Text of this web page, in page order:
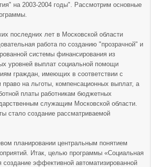
на 2003-2004 годы". Рассмотрим основные
последних лет в Московской области
работа по созданию "прозрачной" и
системы финансирования из
уровней выплат социальной помощи
граждан, имеющих в соответствии с
право на льготы, компенсационных выплат, а
платы работникам бюджетных
служащим Московской области.
стало создание рассматриваемой
планировании центральным понятием
Итак, целью программы «Социальная
создание эффективной автоматизированной